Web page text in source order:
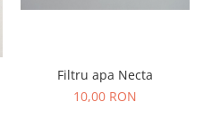
Filtru apa Necta
10,00 RON